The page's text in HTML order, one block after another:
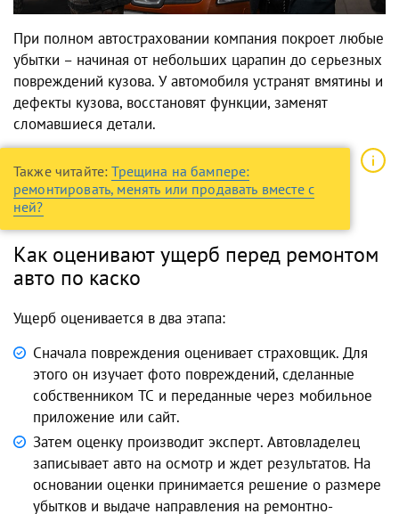
При полном автостраховании компания покроет любые
убытки – начиная от небольших царапин до серьезных
повреждений кузова. У автомобиля устранят вмятины и
дефекты кузова, восстановят функции, заменят
сломавшиеся детали.
Также читайте:Трещина на бампере:
ремонтировать, менять или продавать вместе с
ней?
Как оценивают ущерб перед ремонтом
авто по каско
Ущерб оценивается в два этапа:
Сначала повреждения оценивает страховщик. Для
этого он изучает фото повреждений, сделанные
собственником ТС и переданные через мобильное
приложение или сайт.
Затем оценку производит эксперт. Автовладелец
записывает авто на осмотр и ждет результатов. На
основании оценки принимается решение о размере
убытков и выдаче направления на ремонтно-